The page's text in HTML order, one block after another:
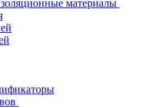
материалы